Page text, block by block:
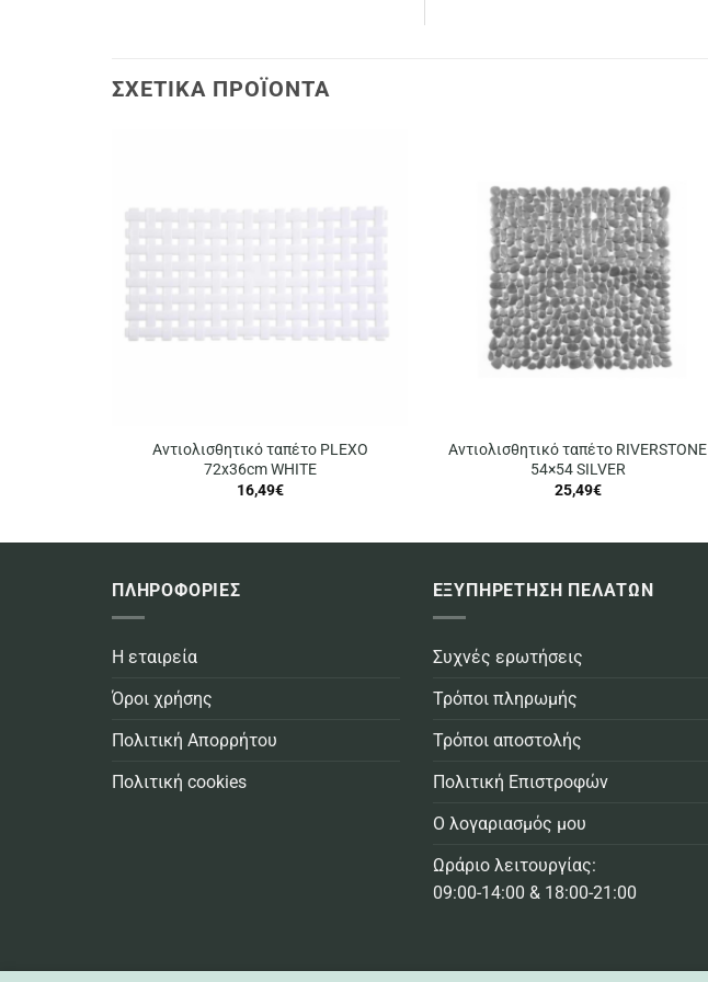
ΣΧΕΤΙΚΆ ΠΡΟΪΌΝΤΑ
Αντιολισθητικό ταπέτο PLEXO
72x36cm WHITE
16,49€
Αντιολισθητικό ταπέτο RIVERSTONE
54×54 SILVER
25,49€
ΠΛΗΡΟΦΟΡΙΕΣ
Η εταιρεία
Όροι χρήσης
Πολιτική Απορρήτου
Πολιτική cookies
ΕΞΥΠΗΡΕΤΗΣΗ ΠΕΛΑΤΩΝ
Συχνές ερωτήσεις
Τρόποι πληρωμής
Τρόποι αποστολής
Πολιτική Επιστροφών
Ο λογαριασμός μου
Ωράριο λειτουργίας:
09:00-14:00 & 18:00-21:00